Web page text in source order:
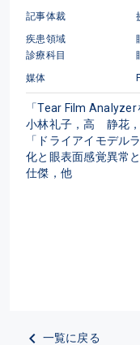
記事体裁
疾患領域
診療科目
媒体
「Tear Film
小林礼子，高　静花
「ドライアイモデル
化と眼表面感覚異常
仕傑，他
一覧に戻る